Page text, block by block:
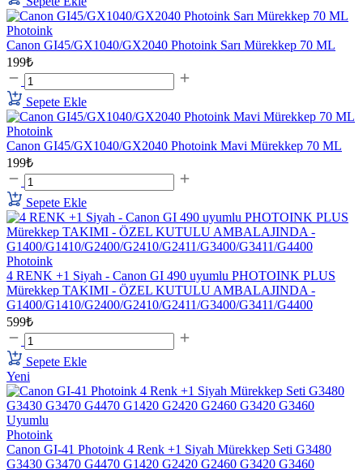
Photoink
Canon GI45/GX1040/GX2040 Photoink Sarı Mürekkep 70 ML
199₺
Sepete Ekle
Photoink
Canon GI45/GX1040/GX2040 Photoink Mavi Mürekkep 70 ML
199₺
Sepete Ekle
Photoink
4 RENK +1 Siyah - Canon GI 490 uyumlu PHOTOINK PLUS
Mürekkep TAKIMI - ÖZEL KUTULU AMBALAJINDA -
G1400/G1410/G2400/G2410/G2411/G3400/G3411/G4400
599₺
Sepete Ekle
Yeni
Photoink
Canon GI-41 Photoink 4 Renk +1 Siyah Mürekkep Seti G3480
G3430 G3470 G4470 G1420 G2420 G2460 G3420 G3460